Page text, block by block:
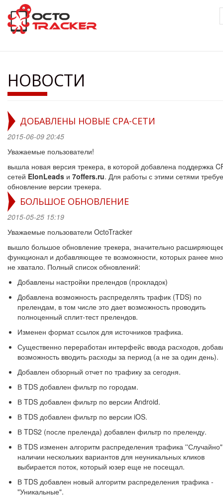
Перейти
основному
содержанию
НОВОСТИ
ДОБАВЛЕНЫ НОВЫЕ CPA-СЕТИ
2015-06-09 20:45
Уважаемые пользователи!
вышла новая версия трекера, в которой добавлена поддержка
сетей ElonLeads и 7offers.ru. Для работы с этими сетями
обновление версии трекера.
БОЛЬШОЕ ОБНОВЛЕНИЕ
2015-05-25 15:19
Уважаемые пользователи OctoTracker
вышло большое обновление трекера, значительно
функционал и добавляющее те возможности, которых ранее
не хватало. Полный список обновлений:
Добавлены настройки прелендов (прокладок)
Добавлена возможность распределять трафик (TDS) по
прелендам, в том числе это дает возможность проводить
полноценный сплит-тест прелендов.
Изменен формат ссылок для источников трафика.
Существенно переработан интерфейс ввода расходов,
возможность вводить расходы за период (а не за один день).
Добавлен обзорный отчет по трафику за сегодня.
В TDS добавлен фильтр по городам.
В TDS добавлен фильтр по версии Android.
В TDS добавлен фильтр по версии iOS.
В TDS2 (после преленда) добавлен фильтр по преленду.
В TDS изменен алгоритм распределения трафика
наличии нескольких вариантов для неуникальных кликов
выбирается поток, который юзер еще не посещал.
В TDS добавлен новый алгоритм распределения трафика -
"Уникальные".